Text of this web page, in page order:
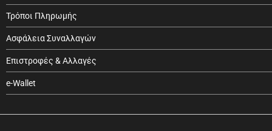
Τρόποι Πληρωμής
Ασφάλεια Συναλλαγών
Επιστροφές & Αλλαγές
e-Wallet